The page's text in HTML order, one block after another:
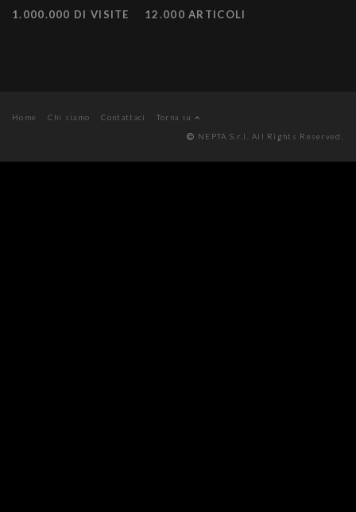
1.000.000 DI VISITE 12.000 ARTICOLI
Home Chi siamo Contattaci
Torna su
NEPTA S.r.l. All Rights Reserved.